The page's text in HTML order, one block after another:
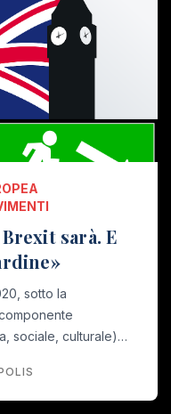
sarà. E
sotto la
sociale, culturale)…